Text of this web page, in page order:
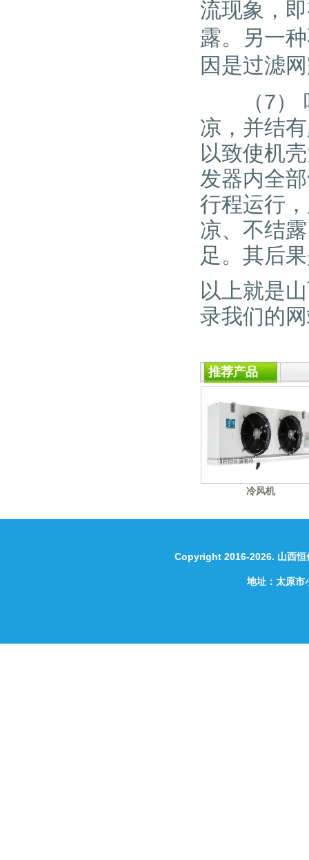
流现象，
露。另一
因是过滤
（7） 吸
凉，并结
以致使机
发器内全
行程运行
凉、不结
足。其后
以上就是
录我们的
推荐产品
冷风机
Copyright 2016-2026. 山西恒
地址：太原市